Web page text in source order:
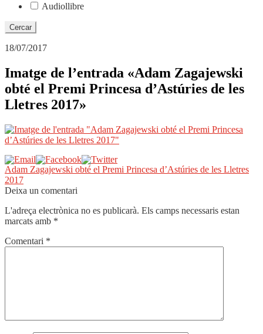
Audiollibre
18/07/2017
Imatge de l’entrada «Adam Zagajewski
obté el Premi Princesa d’Astúries de les
Lletres 2017»
Navegació
d'entrades
Entrada
anterior:
Adam Zagajewski obté el Premi Princesa d’Astúries de les Lletres
2017
Deixa un comentari
L'adreça electrònica no es publicarà. Els camps necessaris estan
marcats amb *
Comentari *